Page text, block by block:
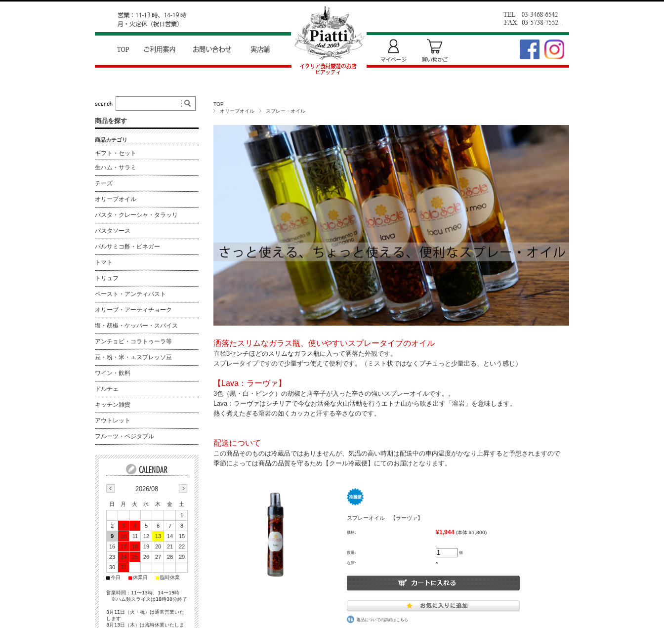
TOP
オリーブオイル
スプレー・オイル
洒落たスリムなガラス瓶、使いやすいスプレータイプのオイル
直径3センチほどのスリムなガラス瓶に入って洒落た外観です。
スプレータイプですので少量ずつ使えて便利です。（ミスト状ではなくプチュっと少量出る、という感じ）
【Lava：ラーヴァ】
3色（黒・白・ピンク）の胡椒と唐辛子が入った辛さの強いスプレーオイルです。。
Lava：ラーヴァはシチリアで今なお活発な火山活動を行うエトナ山から吹き出す「溶岩」を意味します。
熱く煮えたぎる溶岩の如くカッカと汗する辛さなのです。
配送について
この商品そのものは冷蔵品ではありませんが、気温の高い時期は配送中の車内温度がかなり上昇すると予想されますので
季節によっては商品の品質を守るため【クール冷蔵便】にてのお届けとなります。
スプレーオイル 【ラーヴァ】
価格: ¥1,944 (本体 ¥1,800)
数量: 個
在庫: ○
返品についての詳細はこちら
商品を探す
商品カテゴリ
ギフト・セット
生ハム・サラミ
チーズ
オリーブオイル
パスタ・クレーシャ・タラッリ
パスタソース
バルサミコ酢・ビネガー
トマト
トリュフ
ペースト・アンティパスト
オリーブ・アーティチョーク
塩・胡椒・ケッパー・スパイス
アンチョビ・コラトゥーラ等
豆・粉・米・エスプレッソ豆
ワイン・飲料
ドルチェ
キッチン雑貨
アウトレット
フルーツ・ベジタブル
2026/08
日 月 火 水 木 金
土
1
2
3 4 5 6 7
8
9
10 11 12 13 14
15
16
17 18 19 20 21
22
23
24 25 26 27 28
29
30
31
■今日 ■休業日 ■臨時休業
営業時間：11〜13時、14〜19時
※ハム類スライスは18時30分終了
8月11日（火・祝）は通常営業いた
します
8月13日（木）は臨時休業いたしま